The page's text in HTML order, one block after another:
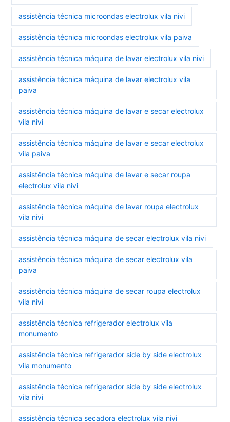
assistência técnica microondas electrolux vila nivi
assistência técnica microondas electrolux vila paiva
assistência técnica máquina de lavar electrolux vila nivi
assistência técnica máquina de lavar electrolux vila
paiva
assistência técnica máquina de lavar e secar electrolux
vila nivi
assistência técnica máquina de lavar e secar electrolux
vila paiva
assistência técnica máquina de lavar e secar roupa
electrolux vila nivi
assistência técnica máquina de lavar roupa electrolux
vila nivi
assistência técnica máquina de secar electrolux vila nivi
assistência técnica máquina de secar electrolux vila
paiva
assistência técnica máquina de secar roupa electrolux
vila nivi
assistência técnica refrigerador electrolux vila
monumento
assistência técnica refrigerador side by side electrolux
vila monumento
assistência técnica refrigerador side by side electrolux
vila nivi
assistência técnica secadora electrolux vila nivi